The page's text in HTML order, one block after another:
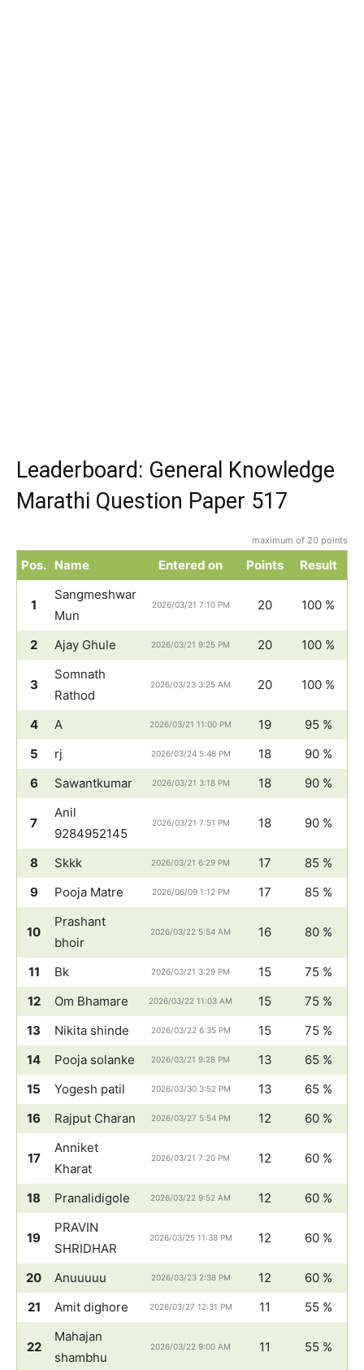
Leaderboard: General Knowledge
Marathi Question Paper 517
maximum of 20 points
Pos. Name Entered on Points Result
1
Sangmeshwar
Mun
2026/03/21 7:10 PM 20 100 %
2 Ajay Ghule 2026/03/21 9:25 PM 20 100 %
3
Somnath
Rathod
2026/03/23 3:25 AM 20 100 %
4 A 2026/03/21 11:00 PM 19
95 %
5
rj 2026/03/24 5:48 PM 18
90 %
6
Sawantkumar 2026/03/21 3:18 PM 18 90 %
7
Anil
9284952145
2026/03/21 7:51 PM 18 90 %
8 Skkk 2026/03/21 6:29 PM 17
85 %
9
Pooja Matre 2026/06/09 1:12 PM 17 85 %
10
Prashant
bhoir
2026/03/22 5:54 AM 16 80 %
11 Bk 2026/03/21 3:29 PM 15
75 %
12
Om Bhamare 2026/03/22 11:03 AM 15
75 %
13
Nikita shinde 2026/03/22 6:35 PM 15
75 %
14
Pooja solanke 2026/03/21 9:28 PM 13
65 %
15
Yogesh patil 2026/03/30 3:52 PM 13
65 %
16
Rajput Charan 2026/03/27 5:54 PM 12 60 %
17
Anniket
Kharat
2026/03/21 7:20 PM 12 60 %
18 Pranalidigole 2026/03/22 9:52 AM 12 60 %
19
PRAVIN
SHRIDHAR
2026/03/25 11:38 PM 12 60 %
20 Anuuuuu 2026/03/23 2:38 PM 12
60 %
21
Amit dighore 2026/03/27 12:31 PM 11 55 %
22
Mahajan
shambhu
2026/03/22 9:00 AM 11 55 %